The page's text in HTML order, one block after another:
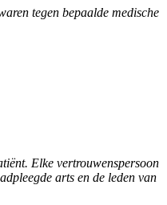
tegen bepaalde medische
Elke vertrouwenspersoon
arts en de leden van